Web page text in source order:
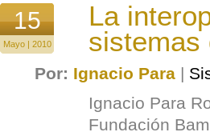
15
Mayo | 2010
La
sistemas
Por: Ignacio Para |
Ignacio Para
Fundación